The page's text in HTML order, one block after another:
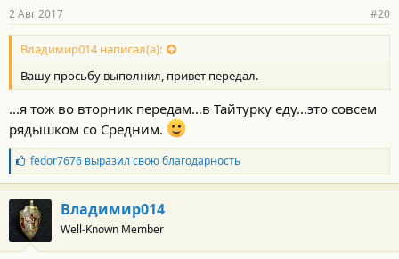
н
о
с
и
:
2 Авг 2017 #20
Владимир014 написал(а):
Вашу просьбу выполнил, привет передал.
...я тож во вторник передам...в Тайтурку еду...это совсем
рядышком со Средним.
Б
л
а
г
о
д
а
fedor7676выразил свою благодарность
Владимир014
Well-Known Member